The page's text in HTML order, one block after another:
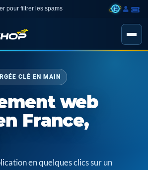
pour filtrer les spams
CLÉ EN MAIN
web
France,
en quelques clics sur un